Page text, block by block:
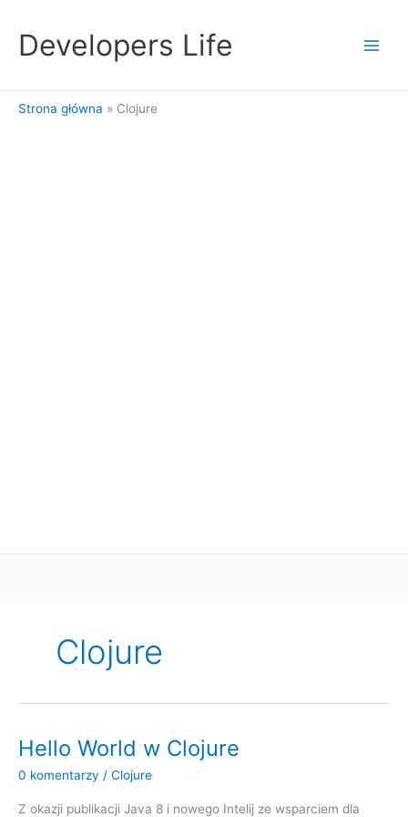
treściDevelopers Life
Strona główna Clojure
Clojure
Hello World w Clojure
0 komentarzy / Clojure
Z okazji publikacji Java 8 i nowego Intelij ze wsparciem dla